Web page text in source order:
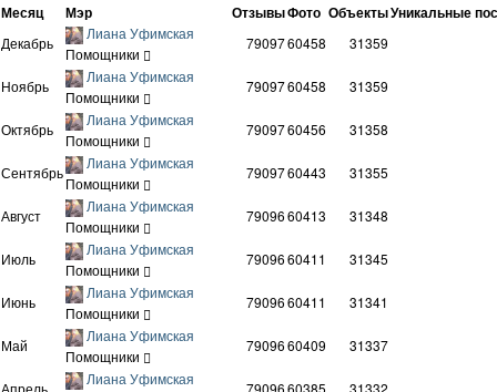
Месяц Мэр ОтзывыФото ОбъектыУникальные
Декабрь
Лиана Уфимская
Помощники
7909760458 31359
Ноябрь
Лиана Уфимская
Помощники
7909760458 31359
Октябрь
Лиана Уфимская
Помощники
7909760456 31358
Сентябрь
Лиана Уфимская
Помощники
7909760443 31355
Август
Лиана Уфимская
Помощники
7909660413 31348
Июль
Лиана Уфимская
Помощники
7909660411 31345
Июнь
Лиана Уфимская
Помощники
7909660411 31341
Май
Лиана Уфимская
Помощники
7909660409 31337
Апрель
Лиана Уфимская
7909660385 31332